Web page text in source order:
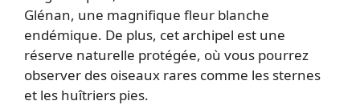
Glénan, une magnifique fleur blanche
endémique. De plus, cet archipel est une
réserve naturelle protégée, où vous pourrez
observer des oiseaux rares comme les sternes
et les huîtriers pies.